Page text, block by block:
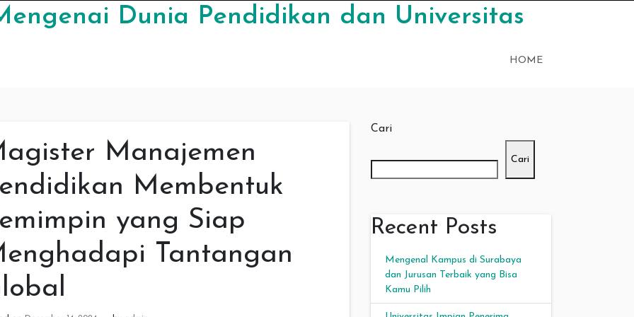
Dunia Pendidikan dan Universitas
HOME
Manajemen
Membentuk
yang Siap
Tantangan
Cari
Cari
Recent Posts
Mengenal Kampus di Surabaya
dan Jurusan Terbaik yang Bisa
Kamu Pilih